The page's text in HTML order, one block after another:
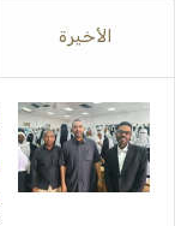
الأخيرة